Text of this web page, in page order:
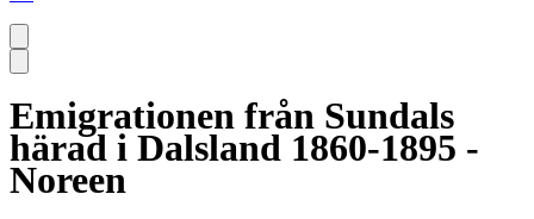
Emigrationen från Sundals
härad i Dalsland 1860-1895 -
Noreen